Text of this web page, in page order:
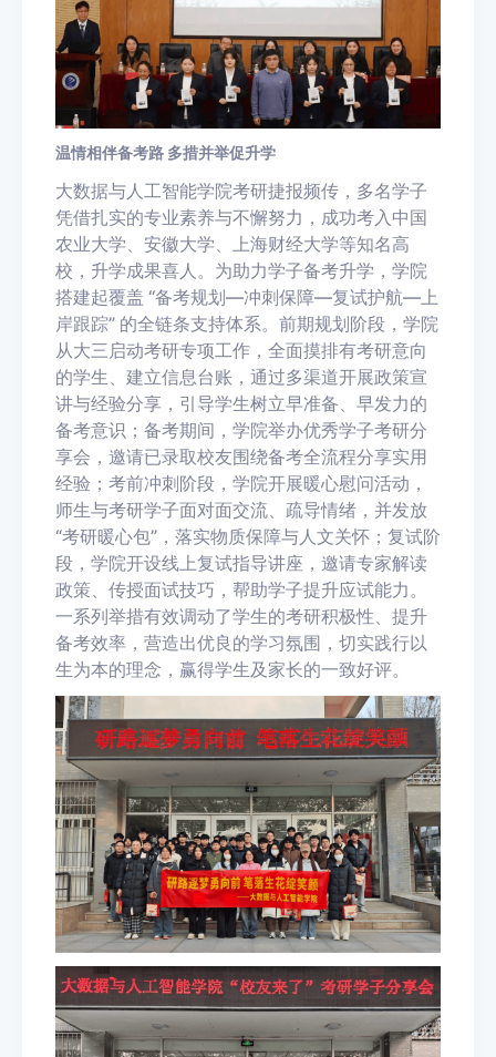
温情相伴备考路 多措并举促升学
大数据与人工智能学院考研捷报频传，多名学子
凭借扎实的专业素养与不懈努力，成功考入中国
农业大学、安徽大学、上海财经大学等知名高
校，升学成果喜人。为助力学子备考升学，学院
搭建起覆盖 “备考规划—冲刺保障—复试护航—上
岸跟踪” 的全链条支持体系。前期规划阶段，学院
从大三启动考研专项工作，全面摸排有考研意向
的学生、建立信息台账，通过多渠道开展政策宣
讲与经验分享，引导学生树立早准备、早发力的
备考意识；备考期间，学院举办优秀学子考研分
享会，邀请已录取校友围绕备考全流程分享实用
经验；考前冲刺阶段，学院开展暖心慰问活动，
师生与考研学子面对面交流、疏导情绪，并发放
“考研暖心包”，落实物质保障与人文关怀；复试阶
段，学院开设线上复试指导讲座，邀请专家解读
政策、传授面试技巧，帮助学子提升应试能力。
一系列举措有效调动了学生的考研积极性、提升
备考效率，营造出优良的学习氛围，切实践行以
生为本的理念，赢得学生及家长的一致好评。